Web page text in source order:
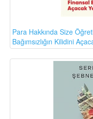
Para Hakkında Size
Bağımsızlığın Kilidini